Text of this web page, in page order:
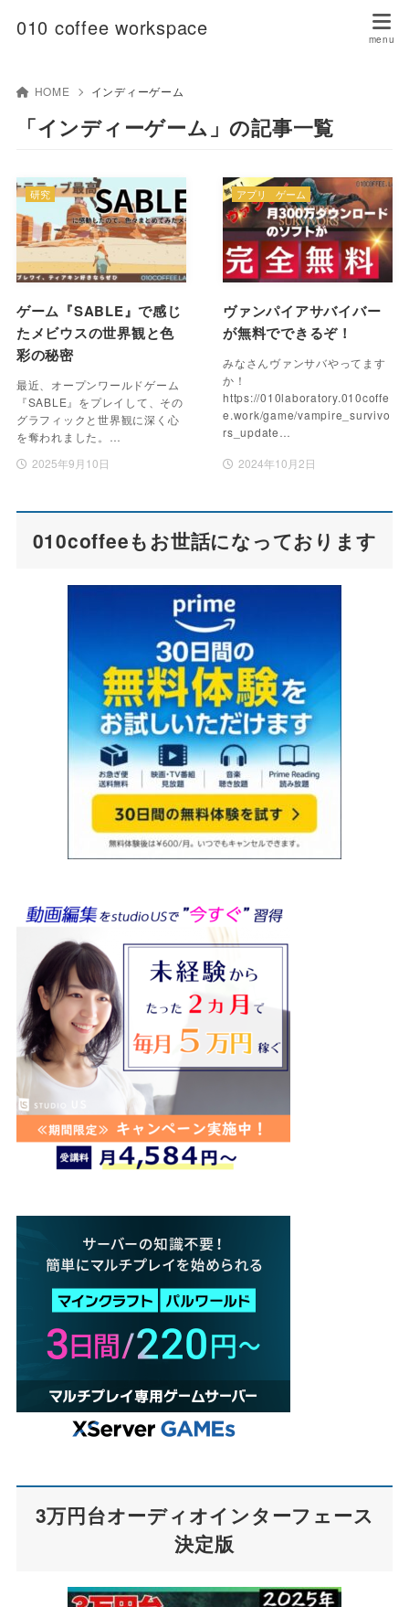
010 coffee workspace
HOME インディーゲーム
「インディーゲーム」の記事一覧
ゲーム『SABLE』で感じ
たメビウスの世界観と色
彩の秘密
最近、オープンワールドゲーム
『SABLE』をプレイして、その
グラフィックと世界観に深く心
を奪われました。…
2025年9月10日
研究
ヴァンパイアサバイバー
が無料でできるぞ！
みなさんヴァンサバやってます
か！
https://010laboratory.010coffe
e.work/game/vampire_survivo
rs_update…
2024年10月2日
アプリ ゲーム
010coffeeもお世話になっております
3万円台オーディオインターフェース
決定版